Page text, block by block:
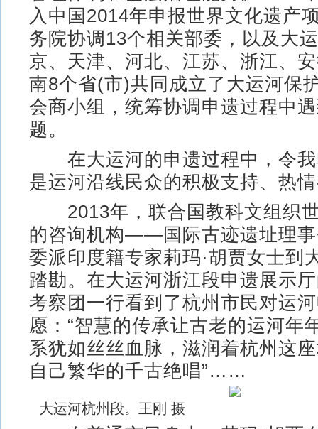
入中国2014年申报世界文化遗产
务院协调13个相关部委，以及大
京、天津、河北、江苏、浙江、
南8个省(市)共同成立了大运河保
会商小组，统筹协调申遗过程中
题。
在大运河的申遗过程中，令我
是运河沿线民众的积极支持、热
2013年，联合国教科文组织
的咨询机构——国际古迹遗址理
委派印度籍专家莉玛·胡贾女士到
踏勘。在大运河浙江段申遗展示
考察团一行看到了杭州市民对运
愿：“智慧的传承让古老的运河年
系犹如丝丝血脉，滋润着杭州这
自己繁华的千古绝唱”……
大运河杭州段。王刚 摄